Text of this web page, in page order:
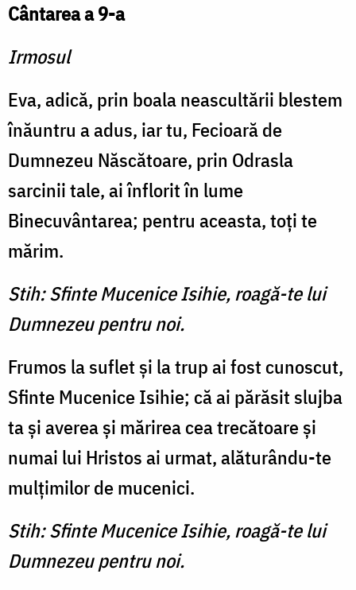
Cântarea a 9-a
Irmosul
Eva, adică, prin boala ne­ascultării blestem
înăuntru a adus, iar tu, Fecioară de
Dumnezeu Născătoare, prin Odrasla
sarcinii tale, ai înflorit în lume
Binecuvântarea; pentru aceasta, toţi te
mărim.
Stih: Sfinte Mucenice Isihie, roagă-te lui
Dumnezeu pentru noi.
Frumos la suflet şi la trup ai fost cunoscut,
Sfinte Mucenice Isihie; că ai părăsit slujba
ta şi averea şi mărirea cea trecătoare şi
numai lui Hristos ai urmat, alăturându-te
mulţimilor de mucenici.
Stih: Sfinte Mucenice Isihie, roagă-te lui
Dumnezeu pentru noi.